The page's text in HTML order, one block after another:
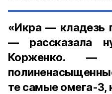
«Икра — кладезь
— рассказала
Корженко. —
те самые омега-3,